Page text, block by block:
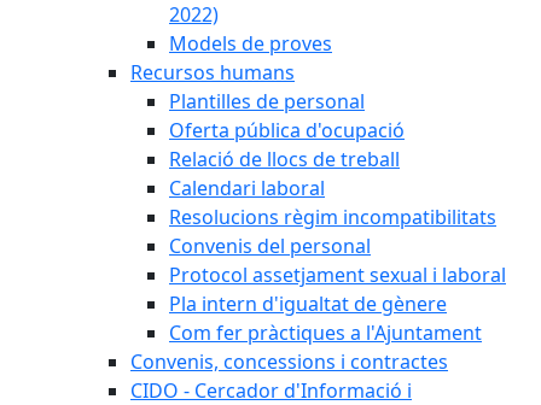
2022)
Models de proves
Recursos humans
Plantilles de personal
Oferta pública d'ocupació
Relació de llocs de treball
Calendari laboral
Resolucions règim incompatibilitats
Convenis del personal
Protocol assetjament sexual i laboral
Pla intern d'igualtat de gènere
Com fer pràctiques a l'Ajuntament
Convenis, concessions i contractes
CIDO - Cercador d'Informació i